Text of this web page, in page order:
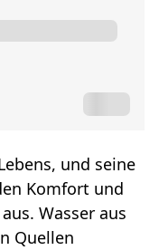
und seine
Komfort und
Wasser aus
Quellen